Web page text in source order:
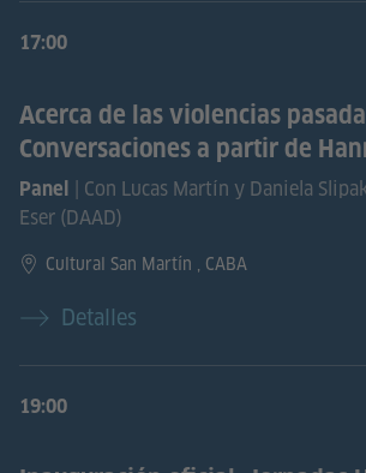
17:00
Acerca de las violencias
Conversaciones a partir de
Panel | Con Lucas Martín y Daniela
Eser (DAAD)
Cultural San Martín , CABA
Detalles
19:00